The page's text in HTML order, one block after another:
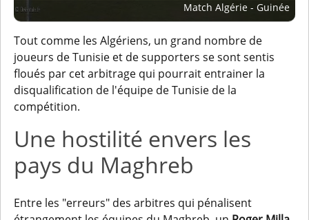
Match Algérie - Guinée
Tout comme les Algériens, un grand nombre de
joueurs de Tunisie et de supporters se sont sentis
floués par cet arbitrage qui pourrait entrainer la
disqualification de l'équipe de Tunisie de la
compétition.
Une hostilité envers les
pays du Maghreb
Entre les "erreurs" des arbitres qui pénalisent